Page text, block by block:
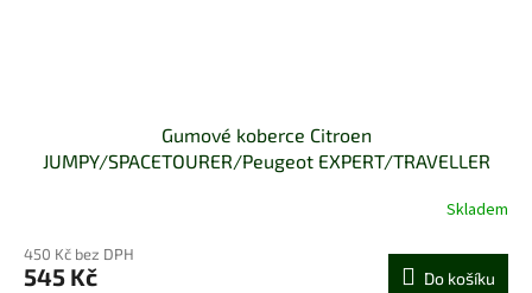
Gumové koberce Citroen
JUMPY/SPACETOURER/Peugeot EXPERT/TRAVELLER
VERSO/VERSO VIP 2.řada 4m/5m 2016-/Fiat ULYSSE 5m
Skladem
450 Kč bez DPH
545 Kč Do košíku